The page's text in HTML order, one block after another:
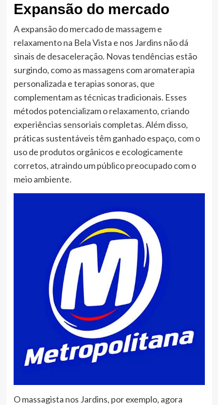
Expansão do mercado
A expansão do mercado de massagem e
relaxamento na Bela Vista e nos Jardins não dá
sinais de desaceleração. Novas tendências estão
surgindo, como as massagens com aromaterapia
personalizada e terapias sonoras, que
complementam as técnicas tradicionais. Esses
métodos potencializam o relaxamento, criando
experiências sensoriais completas. Além disso,
práticas sustentáveis têm ganhado espaço, com o
uso de produtos orgânicos e ecologicamente
corretos, atraindo um público preocupado com o
meio ambiente.
O massagista nos Jardins, por exemplo, agora